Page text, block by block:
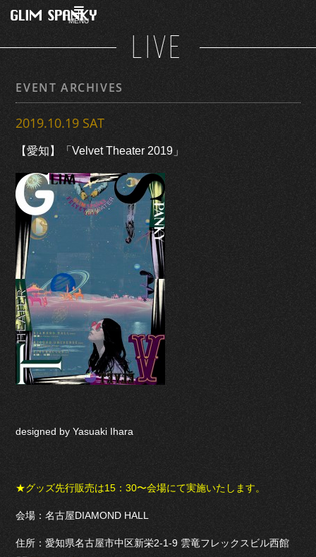
MENU
LIVE
EVENT ARCHIVES
2019.10.19 SAT
【愛知】「Velvet Theater 2019」
designed by Yasuaki Ihara
★グッズ先行販売は15：30〜会場にて実施いたします。
会場：名古屋DIAMOND HALL
住所：愛知県名古屋市中区新栄2-1-9 雲竜フレックスビル西館